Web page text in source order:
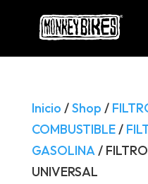
Búsqueda
productos
Inicio /Shop /
COMBUSTIBLE/
GASOLINA/
UNIVERSAL